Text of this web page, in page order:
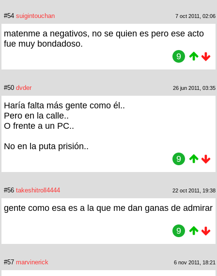
#54 suigintouchan 7 oct 2011, 02:06
matenme a negativos, no se quien es pero ese acto
fue muy bondadoso.
9
#50 dvder 26 jun 2011, 03:35
Haría falta más gente como él..
Pero en la calle..
O frente a un PC..
No en la puta prisión..
9
#56 takeshitroll4444 22 oct 2011, 19:38
gente como esa es a la que me dan ganas de admirar
9
#57 marvinerick 6 nov 2011, 18:21